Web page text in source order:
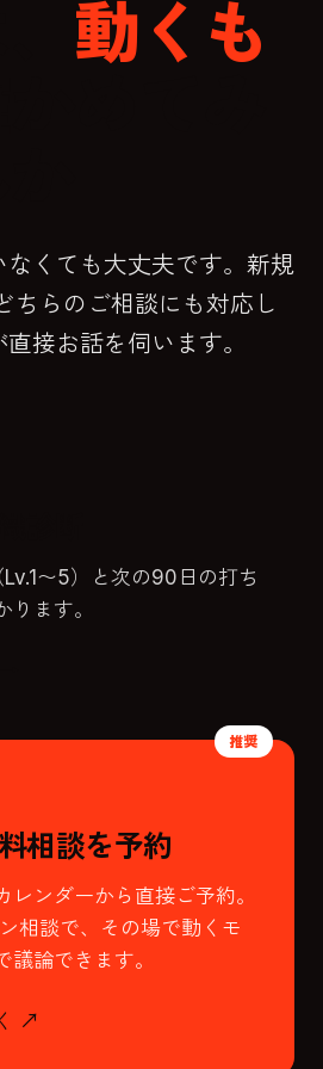
動くも
くても大丈夫です。新規
ちらのご相談にも対応し
接お話を伺います。
〜5）と次の90日の打ち
ります。
相談を予約
レンダーから直接ご予約。
相談で、その場で動くモ
議論できます。
↗